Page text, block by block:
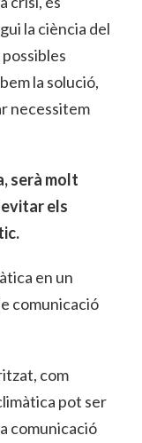
la ciència del
la solució,
necessitem
serà molt
els
en un
comunicació
com
pot ser
comunicació